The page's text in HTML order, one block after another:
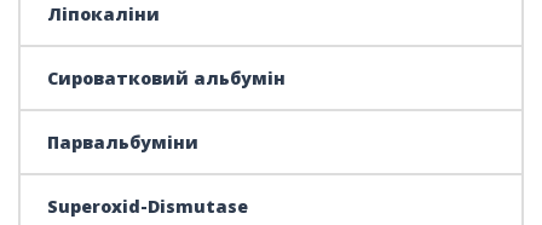
Ліпокаліни
Сироватковий альбумін
Парвальбуміни
Superoxid-Dismutase